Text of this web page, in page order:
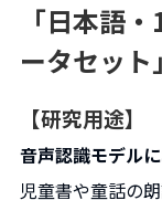
「日本語
ータセッ
【研究用途】
音声認識モデル
児童書や童話の